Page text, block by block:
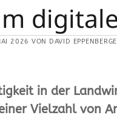
2026 VON DAVID
in der
Vielzahl von